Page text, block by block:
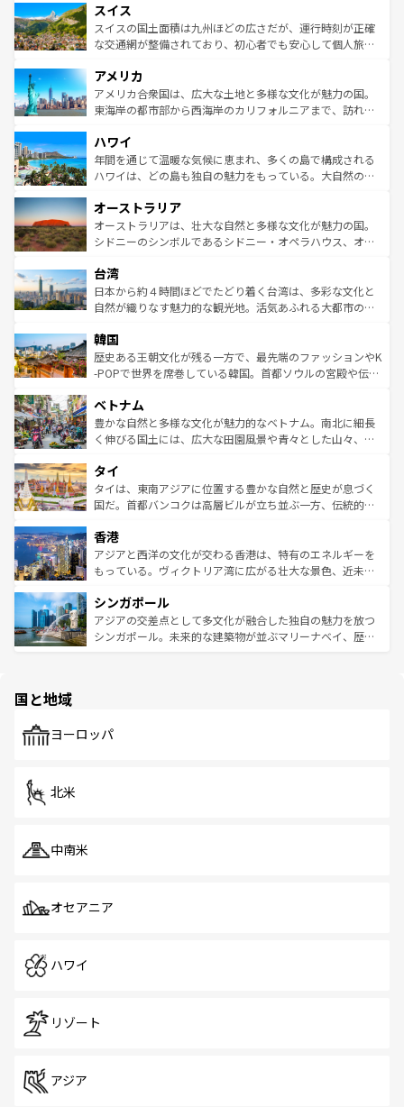
れる地方に足を運ぶとそれぞれで全く異なる文化を体験で
きるだろう。 なお、新着のフランス情報はコンテンツ一覧
を参照してほしい。
は、お酒好きな人にはぜひ体験してほしい。 なお、新着の
ドイツ情報はコンテンツ一覧を参照してほしい。
リアごとに異なる魅力がある。また、優雅なアフタヌーン
ティー、ビール好きにはたまらない英国パブ、サッカー観
戦など、本場だからこそできる体験も豊富。イギリスを旅
ンツ一覧を参照してほしい。
スイス
スイスの国土面積は九州ほどの広さだが、運行時刻が正確
な交通網が整備されており、初心者でも安心して個人旅行
の建物がそのまま残る町や、スイスならではのユニークな
博物館もあり、アルプス観光だけでなく町歩きも満喫する
ことができる。国民の所得が高いため物価も高いが、旅行
ば市内交通費無料で観光を楽しむこともできる。 なお、新
着のスイス情報はコンテンツ一覧 を参照してほしい。
アメリカ
アメリカ合衆国は、広大な土地と多様な文化が魅力の国。
東海岸の都市部から西海岸のカリフォルニアまで、訪れる
のような巨大都市は、観光、ショッピング、エンターテイ
ンメントが詰まった刺激的なスポットだ。一方、アメリカ
西部には大自然が広がり、グランドキャニオンやイエロー
部のニューオーリンズでは、音楽と美食が融合した独特の
文化が魅力。旅行者はアメリカの各地域で異なる魅力を楽
しみながら、その多様性と豊かな歴史を感じることができ
ならではの贅沢な旅のスタイルだ。 なお、新着のアメリカ
情報はコンテンツ一覧を参照してほしい。
ハワイ
年間を通じて温暖な気候に恵まれ、多くの島で構成される
ハワイは、どの島も独自の魅力をもっている。大自然の神
ワイ島は見逃せない。また、定番の観光地といえばオアフ
島だが、静かな自然を求めるならマウイ島やカウアイ島が
おすすめ。エメラルドグリーンに輝く海をはじめ、豊かな
れるおもてなしの心で訪れる人々を迎えてくれるハワイの
人々、おいしいローカルフードやハワイアンミュージッ
ク、伝統的なフラダンスなど、すべてがハワイの魅力を彩
ワイを、存分に味わってほしい。 なお、新着のハワイ情報
はコンテンツ一覧を参照してほしい。
オーストラリア
オーストラリアは、壮大な自然と多様な文化が魅力の国。
シドニーのシンボルであるシドニー・オペラハウス、オー
リアリーフや大陸中央部にそびえるウルル（エアーズロッ
ク）、タスマニアの美しい原生林やケアンズの熱帯雨林な
ど、見どころがたくさん。また、カフェやワイン、オージ
いる。アクティビティも充実しており、サーフィンやダイ
ビング、ハイキングなど、アウトドア好きにはたまらな
い。オーストラリアの多彩な魅力を存分に味わいつくそ
参照してほしい。
台湾
日本から約４時間ほどでたどり着く台湾は、多彩な文化と
自然が織りなす魅力的な観光地。活気あふれる大都市の台
ン）、静ひつな山岳地帯である台湾東部など、都市の喧騒
と山間の静けさが共存しており、訪れる人に新しい発見と
驚きをもたらしてくれる。また、奥深い台湾の食文化も魅
容にもいいと評判のスイーツなど、バラエティ豊かな料理
が味わえる。 なお、新着の台湾情報は コンテンツ一覧を参
照してほしい。
韓国
歴史ある王朝文化が残る一方で、最先端のファッションやK
-POPで世界を席巻している韓国。首都ソウルの宮殿や伝統
き、地方に足を延ばせば四季折々の自然美を楽しむことが
できる。そして、キムチや焼肉、絶品のストリートフード
まで、さまざまな韓国料理が待っている。夜には、韓国な
リティに包まれながら、韓国の多彩な魅力を心ゆくまで味
わってみてほしい。 なお、新着の韓国情報はコンテンツ一
覧を参照してほしい。
ベトナム
豊かな自然と多様な文化が魅力的なベトナム。南北に細長
く伸びる国土には、広大な田園風景や青々とした山々、世
急速な発展と共に伝統が息づく。ハノイの古い町並みやホ
ーチミン市のフランス統治時代の建物も、独特の雰囲気を
醸し出している。また、バラエティの豊かさとおいしさで
とつ。フォーやバインミー、ベトナムコーヒーなどは、ぜ
ひ現地で味わいたい。どの地域を訪れてもあたたかい人々
が旅行者を迎えてくれるので、きっと忘れられない旅にな
参照してほしい。
タイ
タイは、東南アジアに位置する豊かな自然と歴史が息づく
国だ。首都バンコクは高層ビルが立ち並ぶ一方、伝統的な
の活気が交差している。北部ではチェンマイなどの山岳地
帯で自然と触れ合い、南部ではプーケットやクラビの美し
いビーチでリゾート気分を楽しむことができる。タイ料理
激する。気候は一年中温暖で、どの季節にも異なる楽しみ
が待っている。親しみやすいタイの人々、仏教を中心とし
た文化、そして多様な観光資源が、訪れる旅人を魅了し続
香港
アジアと西洋の文化が交わる香港は、特有のエネルギーを
もっている。ヴィクトリア湾に広がる壮大な景色、近未来
み、どこを訪れても感動するはず。観光スポットが密集し
ており、効率よく見どころを回れるのも魅力。息をのむよ
うな絶景から文化的な体験まで、香港を存分に楽しみ尽く
シンガポール
アジアの交差点として多文化が融合した独自の魅力を放つ
シンガポール。未来的な建築物が並ぶマリーナベイ、歴史
で、ホーカーズは地元の風情を楽しめる外せないスポット
国と地域
ヨーロッパ
北米
中南米
オセアニア
ハワイ
リゾート
アジア